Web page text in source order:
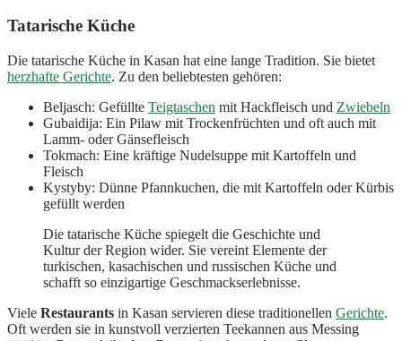
Tatarische Küche
Die tatarische Küche in Kasan hat eine lange Tradition. Sie bietet
herzhafte Gerichte. Zu den beliebtesten gehören:
Beljasch: Gefüllte Teigtaschen mit Hackfleisch und Zwiebeln
Gubaidija: Ein Pilaw mit Trockenfrüchten und oft auch mit
Lamm- oder Gänsefleisch
Tokmach: Eine kräftige Nudelsuppe mit Kartoffeln und
Fleisch
Kystyby: Dünne Pfannkuchen, die mit Kartoffeln oder Kürbis
gefüllt werden
Die tatarische Küche spiegelt die Geschichte und
Kultur der Region wider. Sie vereint Elemente der
turkischen, kasachischen und russischen Küche und
schafft so einzigartige Geschmackserlebnisse.
Viele Restaurants in Kasan servieren diese traditionellen Gerichte.
Oft werden sie in kunstvoll verzierten Teekannen aus Messing